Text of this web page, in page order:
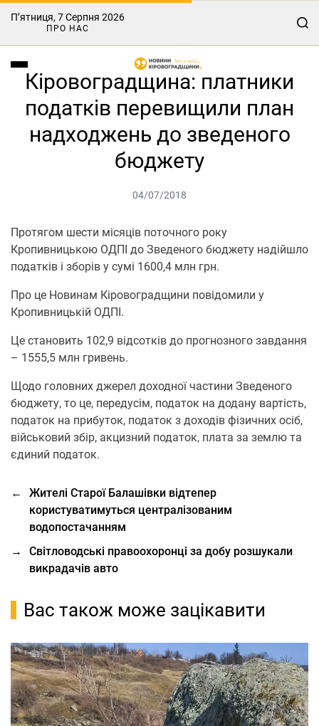
П’ятниця, 7 Серпня 2026
ПРО НАС
Кіровоградщина: платники
податків перевищили план
надходжень до зведеного
бюджету
04/07/2018
Протягом шести місяців поточного року
Кропивницькою ОДПІ до Зведеного бюджету надійшло
податків і зборів у сумі 1600,4 млн грн.
Про це Новинам Кіровоградщини повідомили у
Кропивницькій ОДПІ.
Це становить 102,9 відсотків до прогнозного завдання
– 1555,5 млн гривень.
Щодо головних джерел доходної частини Зведеного
бюджету, то це, передусім, податок на додану вартість,
податок на прибуток, податок з доходів фізичних осіб,
військовий збір, акцизний податок, плата за землю та
єдиний податок.
←
Жителі Старої Балашівки відтепер
користуватимуться централізованим
водопостачанням
→
Світловодські правоохоронці за добу розшукали
викрадачів авто
Вас також може зацікавити